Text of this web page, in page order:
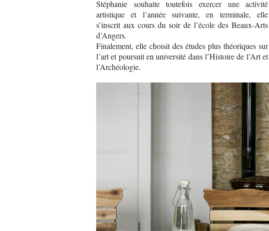
Stéphanie souhaite toutefois exercer une activité
artistique et l’année suivante, en terminale, elle
s’inscrit aux cours du soir de l’école des Beaux-Arts
d’Angers.
Finalement, elle choisit des études plus théoriques sur
l’art et poursuit en université dans l’Histoire de l’Art et
l’Archéologie.